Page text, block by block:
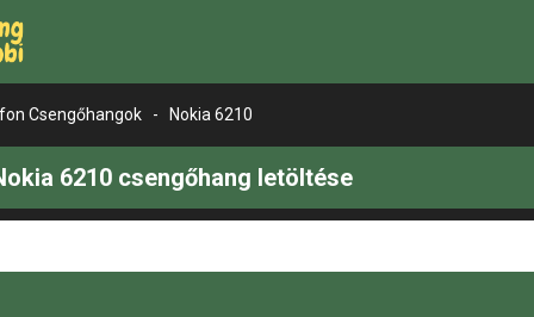
Csengőhangok - Nokia 6210
6210 csengőhang letöltése